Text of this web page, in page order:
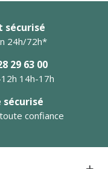
sécurisé
24h/72h*
29 63 00
14h-17h
confiance